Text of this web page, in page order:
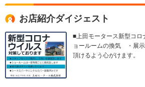
お店紹介ダイジェスト
■上田モータース新型コロ
ョールームの換気 ・展
頂けるよう心がけます。